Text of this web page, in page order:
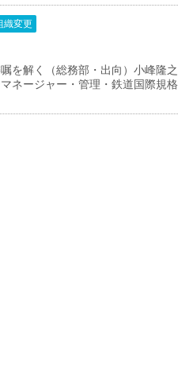
織変更
を解く（総務部・出向）小峰隆之
ネージャー・管理・鉄道国際規格